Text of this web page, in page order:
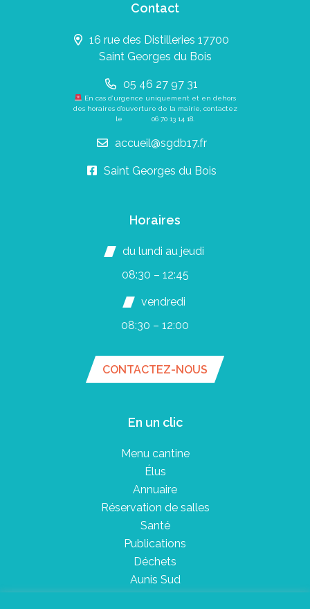
Contact
16 rue des Distilleries 17700
Saint Georges du Bois
05 46 27 97 31
En cas d’urgence uniquement et en dehors
des horaires d’ouverture de la mairie, contactez
le 06 70 13 14 18
accueil@sgdb17.fr
Saint Georges du Bois
Horaires
du lundi au jeudi
08:30 – 12:45
vendredi
08:30 – 12:00
CONTACTEZ-NOUS
En un clic
Menu cantine
Élus
Annuaire
Réservation de salles
Santé
Publications
Déchets
Aunis Sud